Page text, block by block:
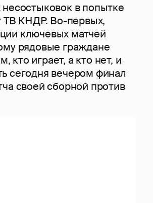
в попытке
ТВ КНДР. Во-первых,
ключевых матчей
рядовые граждане
играет, а кто нет, и
сегодня вечером финал
своей сборной против